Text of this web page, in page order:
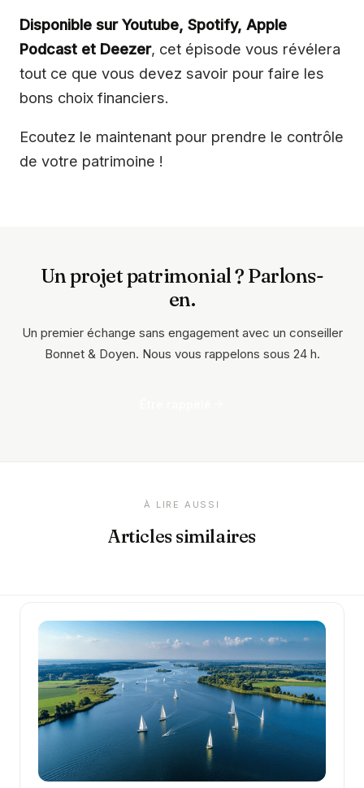
Disponible sur Youtube, Spotify, Apple
Podcast et Deezer, cet épisode vous révélera
tout ce que vous devez savoir pour faire les
bons choix financiers.
Ecoutez le maintenant pour prendre le contrôle
de votre patrimoine !
Un projet patrimonial ? Parlons-
en.
Un premier échange sans engagement avec un conseiller
Bonnet & Doyen. Nous vous rappelons sous 24 h.
À LIRE AUSSI
Articles similaires